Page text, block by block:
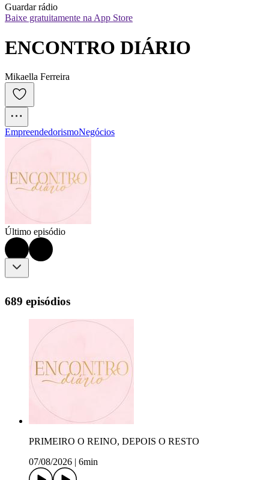
Guardar rádio
Baixe gratuitamente na App Store
ENCONTRO DIÁRIO
Mikaella Ferreira
EmpreendedorismoNegócios
Último episódio
689 episódios
PRIMEIRO O REINO, DEPOIS O RESTO
07/08/2026
6min